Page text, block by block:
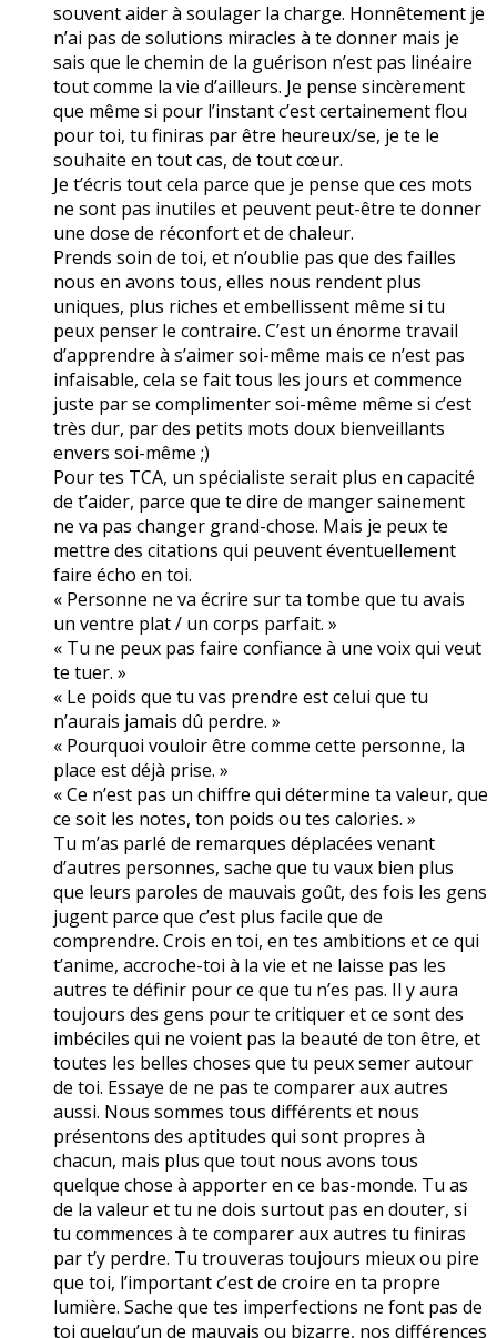
souvent aider à soulager la charge. Honnêtement je
n’ai pas de solutions miracles à te donner mais je
sais que le chemin de la guérison n’est pas linéaire
tout comme la vie d’ailleurs. Je pense sincèrement
que même si pour l’instant c’est certainement flou
pour toi, tu finiras par être heureux/se, je te le
souhaite en tout cas, de tout cœur.
Je t’écris tout cela parce que je pense que ces mots
ne sont pas inutiles et peuvent peut-être te donner
une dose de réconfort et de chaleur.
Prends soin de toi, et n’oublie pas que des failles
nous en avons tous, elles nous rendent plus
uniques, plus riches et embellissent même si tu
peux penser le contraire. C’est un énorme travail
d’apprendre à s’aimer soi-même mais ce n’est pas
infaisable, cela se fait tous les jours et commence
juste par se complimenter soi-même même si c’est
très dur, par des petits mots doux bienveillants
envers soi-même ;)
Pour tes TCA, un spécialiste serait plus en capacité
de t’aider, parce que te dire de manger sainement
ne va pas changer grand-chose. Mais je peux te
mettre des citations qui peuvent éventuellement
faire écho en toi.
« Personne ne va écrire sur ta tombe que tu avais
un ventre plat / un corps parfait. »
« Tu ne peux pas faire confiance à une voix qui veut
te tuer. »
« Le poids que tu vas prendre est celui que tu
n’aurais jamais dû perdre. »
« Pourquoi vouloir être comme cette personne, la
place est déjà prise. »
« Ce n’est pas un chiffre qui détermine ta valeur, que
ce soit les notes, ton poids ou tes calories. »
Tu m’as parlé de remarques déplacées venant
d’autres personnes, sache que tu vaux bien plus
que leurs paroles de mauvais goût, des fois les gens
jugent parce que c’est plus facile que de
comprendre. Crois en toi, en tes ambitions et ce qui
t’anime, accroche-toi à la vie et ne laisse pas les
autres te définir pour ce que tu n’es pas. Il y aura
toujours des gens pour te critiquer et ce sont des
imbéciles qui ne voient pas la beauté de ton être, et
toutes les belles choses que tu peux semer autour
de toi. Essaye de ne pas te comparer aux autres
aussi. Nous sommes tous différents et nous
présentons des aptitudes qui sont propres à
chacun, mais plus que tout nous avons tous
quelque chose à apporter en ce bas-monde. Tu as
de la valeur et tu ne dois surtout pas en douter, si
tu commences à te comparer aux autres tu finiras
par t’y perdre. Tu trouveras toujours mieux ou pire
que toi, l’important c’est de croire en ta propre
lumière. Sache que tes imperfections ne font pas de
toi quelqu’un de mauvais ou bizarre, nos différences